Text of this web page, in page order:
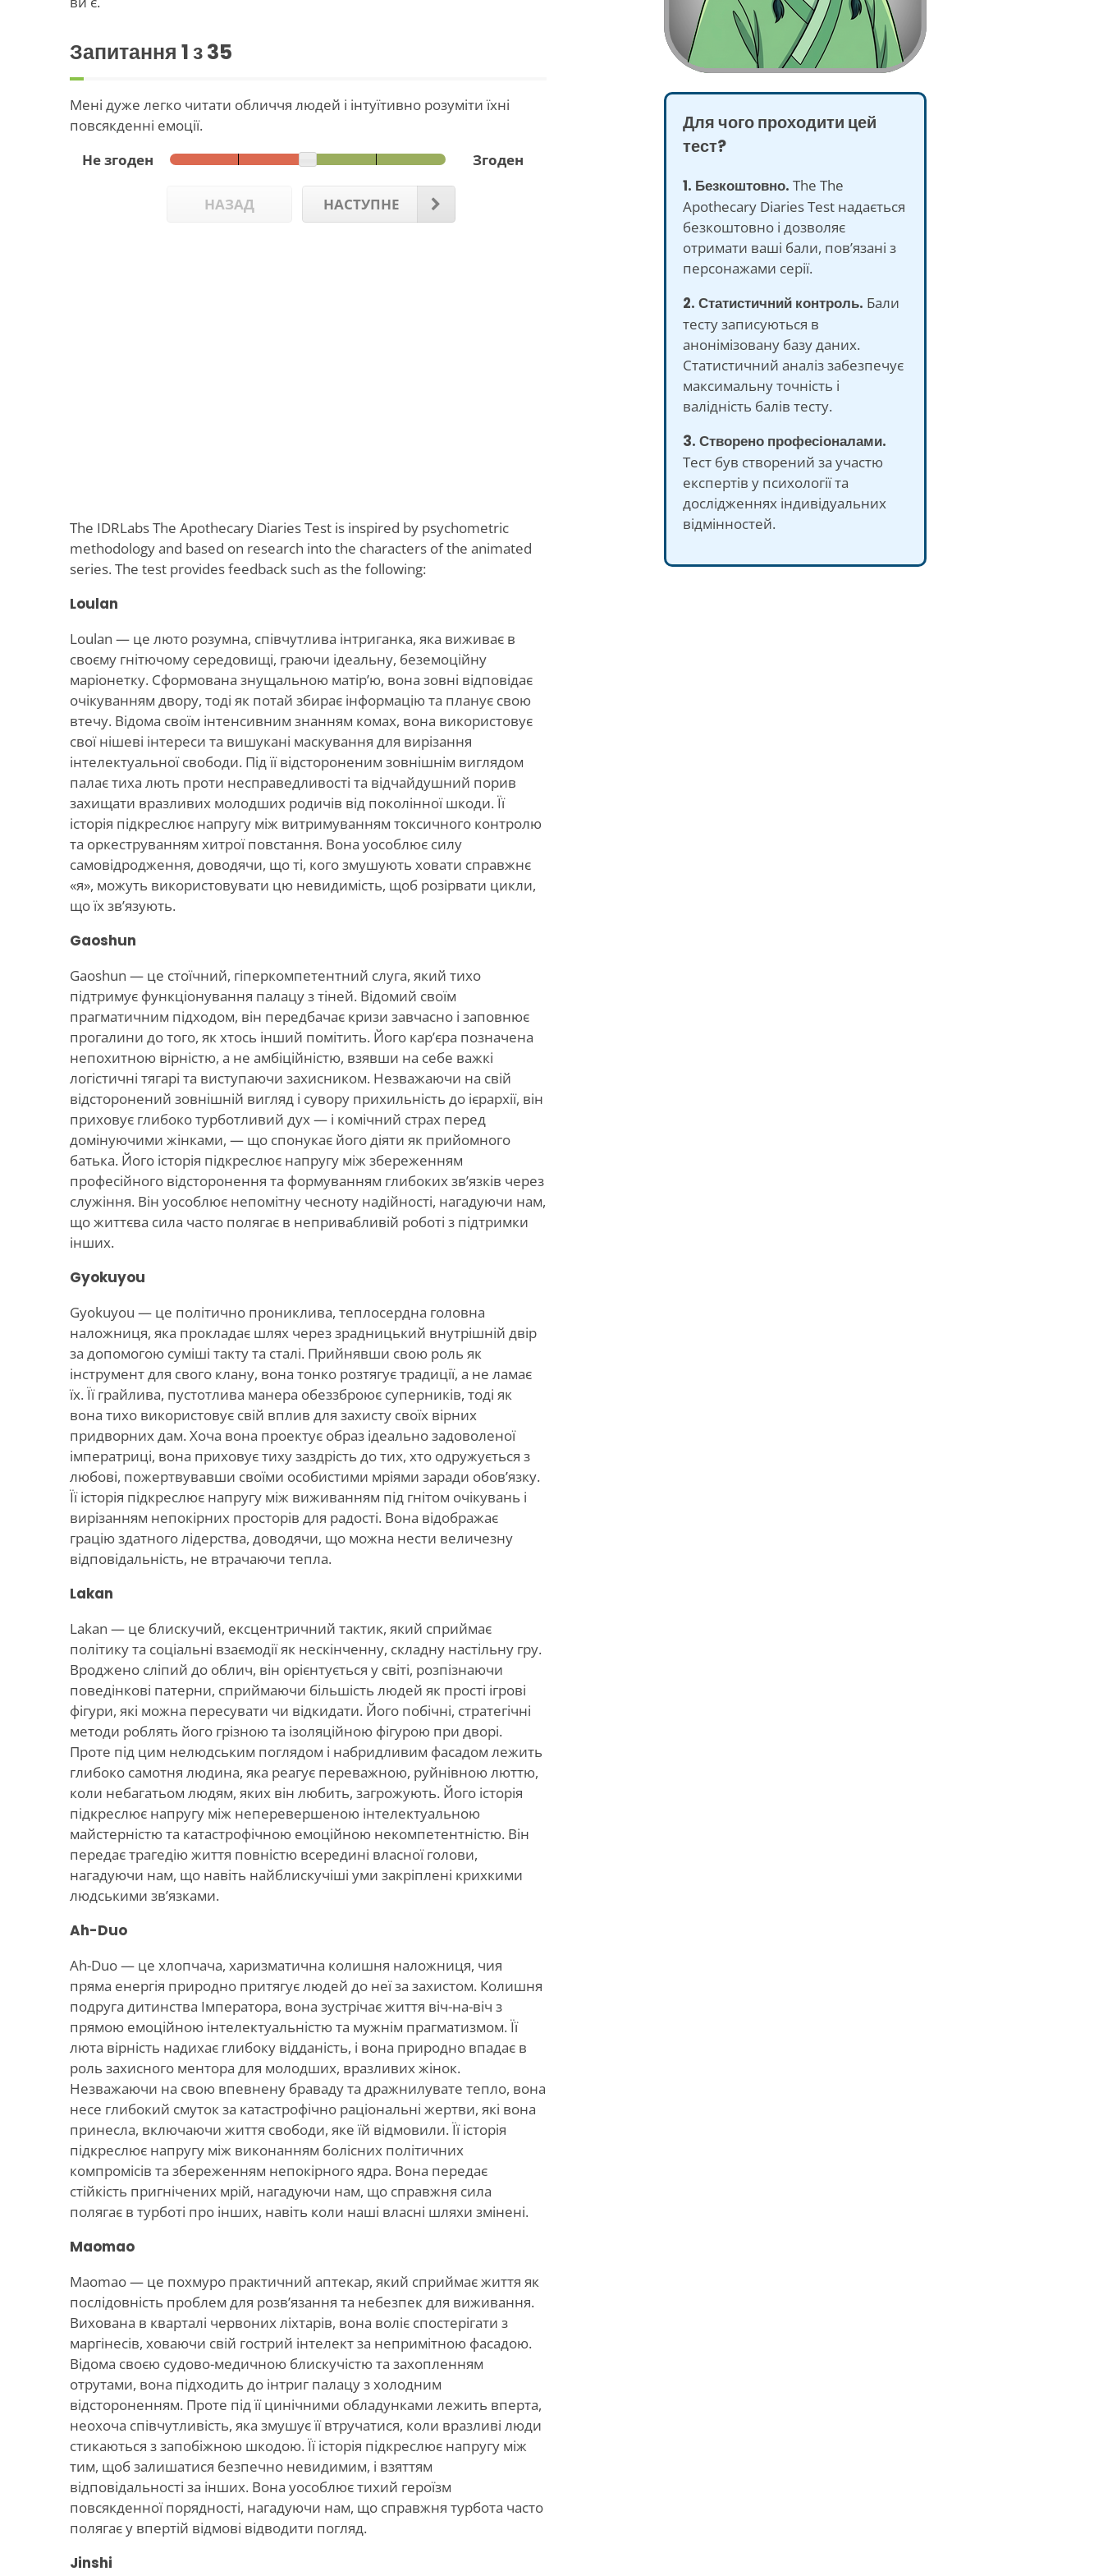
Запитання 1з 35
Мені дуже легко читати обличчя людей і інтуїтивно розуміти їхні
повсякденні емоції.
Не згоден
Згоден
НАЗАД НАСТУПНЕ
The IDRLabs The Apothecary Diaries Test is inspired by psychometric
methodology and based on research into the characters of the animated
series. The test provides feedback such as the following:
Loulan
Loulan — це люто розумна, співчутлива інтриганка, яка виживає в
своєму гнітючому середовищі, граючи ідеальну, беземоційну
маріонетку. Сформована знущальною матір’ю, вона зовні відповідає
очікуванням двору, тоді як потай збирає інформацію та планує свою
втечу. Відома своїм інтенсивним знанням комах, вона використовує
свої нішеві інтереси та вишукані маскування для вирізання
інтелектуальної свободи. Під її відстороненим зовнішнім виглядом
палає тиха лють проти несправедливості та відчайдушний порив
захищати вразливих молодших родичів від поколінної шкоди. Її
історія підкреслює напругу між витримуванням токсичного контролю
та оркеструванням хитрої повстання. Вона уособлює силу
самовідродження, доводячи, що ті, кого змушують ховати справжнє
«я», можуть використовувати цю невидимість, щоб розірвати цикли,
що їх зв’язують.
Gaoshun
Gaoshun — це стоїчний, гіперкомпетентний слуга, який тихо
підтримує функціонування палацу з тіней. Відомий своїм
прагматичним підходом, він передбачає кризи завчасно і заповнює
прогалини до того, як хтось інший помітить. Його кар’єра позначена
непохитною вірністю, а не амбіційністю, взявши на себе важкі
логістичні тягарі та виступаючи захисником. Незважаючи на свій
відсторонений зовнішній вигляд і сувору прихильність до ієрархії, він
приховує глибоко турботливий дух — і комічний страх перед
домінуючими жінками, — що спонукає його діяти як прийомного
батька. Його історія підкреслює напругу між збереженням
професійного відсторонення та формуванням глибоких зв’язків через
служіння. Він уособлює непомітну чесноту надійності, нагадуючи нам,
що життєва сила часто полягає в непривабливій роботі з підтримки
інших.
Gyokuyou
Gyokuyou — це політично прониклива, теплосердна головна
наложниця, яка прокладає шлях через зрадницький внутрішній двір
за допомогою суміші такту та сталі. Прийнявши свою роль як
інструмент для свого клану, вона тонко розтягує традиції, а не ламає
їх. Її грайлива, пустотлива манера обеззброює суперників, тоді як
вона тихо використовує свій вплив для захисту своїх вірних
придворних дам. Хоча вона проектує образ ідеально задоволеної
імператриці, вона приховує тиху заздрість до тих, хто одружується з
любові, пожертвувавши своїми особистими мріями заради обов’язку.
Її історія підкреслює напругу між виживанням під гнітом очікувань і
вирізанням непокірних просторів для радості. Вона відображає
грацію здатного лідерства, доводячи, що можна нести величезну
відповідальність, не втрачаючи тепла.
Lakan
Lakan — це блискучий, ексцентричний тактик, який сприймає
політику та соціальні взаємодії як нескінченну, складну настільну гру.
Вроджено сліпий до облич, він орієнтується у світі, розпізнаючи
поведінкові патерни, сприймаючи більшість людей як прості ігрові
фігури, які можна пересувати чи відкидати. Його побічні, стратегічні
методи роблять його грізною та ізоляційною фігурою при дворі.
Проте під цим нелюдським поглядом і набридливим фасадом лежить
глибоко самотня людина, яка реагує переважною, руйнівною люттю,
коли небагатьом людям, яких він любить, загрожують. Його історія
підкреслює напругу між неперевершеною інтелектуальною
майстерністю та катастрофічною емоційною некомпетентністю. Він
передає трагедію життя повністю всередині власної голови,
нагадуючи нам, що навіть найблискучіші уми закріплені крихкими
людськими зв’язками.
Ah-Duo
Ah-Duo — це хлопчача, харизматична колишня наложниця, чия
пряма енергія природно притягує людей до неї за захистом. Колишня
подруга дитинства Імператора, вона зустрічає життя віч-на-віч з
прямою емоційною інтелектуальністю та мужнім прагматизмом. Її
люта вірність надихає глибоку відданість, і вона природно впадає в
роль захисного ментора для молодших, вразливих жінок.
Незважаючи на свою впевнену браваду та дражнилувате тепло, вона
несе глибокий смуток за катастрофічно раціональні жертви, які вона
принесла, включаючи життя свободи, яке їй відмовили. Її історія
підкреслює напругу між виконанням болісних політичних
компромісів та збереженням непокірного ядра. Вона передає
стійкість пригнічених мрій, нагадуючи нам, що справжня сила
полягає в турботі про інших, навіть коли наші власні шляхи змінені.
Maomao
Maomao — це похмуро практичний аптекар, який сприймає життя як
послідовність проблем для розв’язання та небезпек для виживання.
Вихована в кварталі червоних ліхтарів, вона воліє спостерігати з
маргінесів, ховаючи свій гострий інтелект за непримітною фасадою.
Відома своєю судово-медичною блискучістю та захопленням
отрутами, вона підходить до інтриг палацу з холодним
відстороненням. Проте під її цинічними обладунками лежить вперта,
неохоча співчутливість, яка змушує її втручатися, коли вразливі люди
стикаються з запобіжною шкодою. Її історія підкреслює напругу між
тим, щоб залишатися безпечно невидимим, і взяттям
відповідальності за інших. Вона уособлює тихий героїзм
повсякденної порядності, нагадуючи нам, що справжня турбота часто
полягає у впертій відмові відводити погляд.
Jinshi
Для чого проходити цей
тест?
1. Безкоштовно. The The
Apothecary Diaries Test надається
безкоштовно і дозволяє
отримати ваші бали, пов’язані з
персонажами серії.
2. Статистичний контроль. Бали
тесту записуються в
анонімізовану базу даних.
Статистичний аналіз забезпечує
максимальну точність і
валідність балів тесту.
3. Створено професіоналами.
Тест був створений за участю
експертів у психології та
дослідженнях індивідуальних
відмінностей.